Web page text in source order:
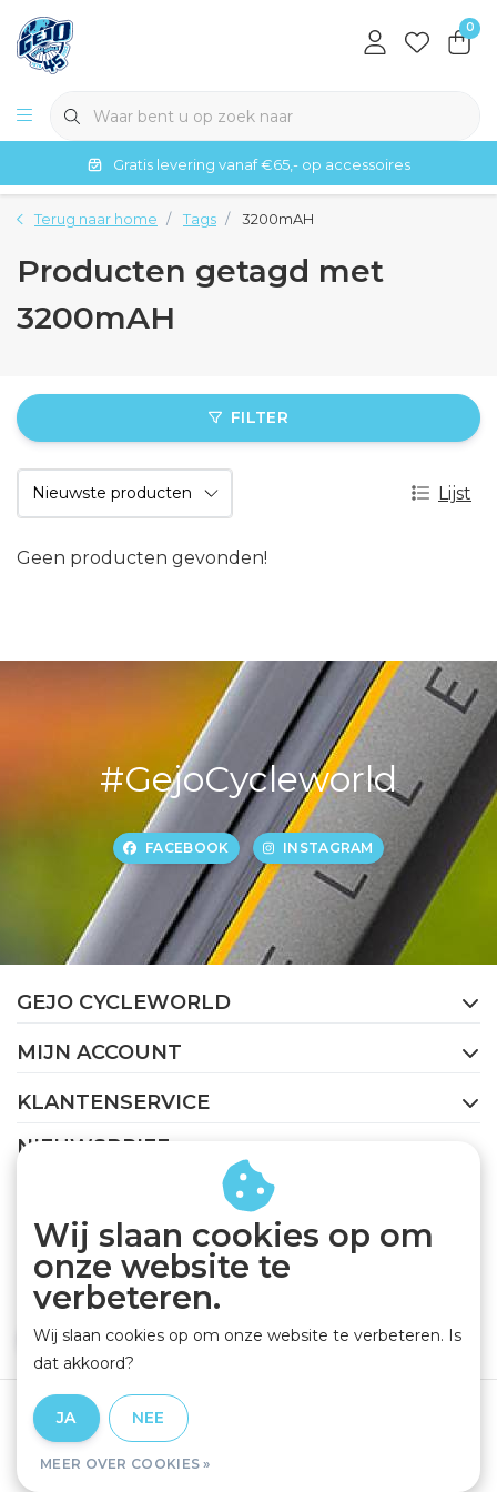
0
Gratis levering vanaf €65,- op accessoires
Terug naar home Tags 3200mAH
Producten getagd met
3200mAH
FILTER
Lijst
Geen producten gevonden!
#GejoCycleworld
FACEBOOK INSTAGRAM
GEJO CYCLEWORLD
MIJN ACCOUNT
KLANTENSERVICE
NIEUWSBRIEF
Abonneer je op onze nieuwsbrief om op de hoogte te
ABONNEER
Algemene voorwaarden
Wij slaan cookies op om
onze website te
verbeteren.
Wij slaan cookies op om onze website te verbeteren. Is
dat akkoord?
JA NEE
MEER OVER COOKIES »